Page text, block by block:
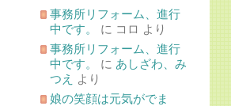
事務所リフォーム、進行
中です。
に コロ より
事務所リフォーム、進行
中です。
に あしざわ、み
つえ
より
娘の笑顔は元気がでま